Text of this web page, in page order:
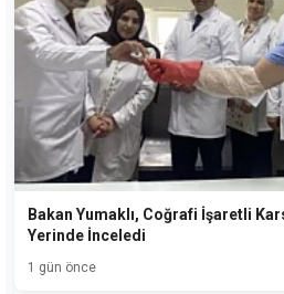
Bakan Yumaklı, Coğrafi İşaretli
Yerinde İnceledi
1 gün önce